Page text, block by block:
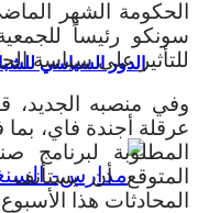
الدور السياسي
الحكومة الشهر
سونكو رئيساً
للتأثير على سياسة
وفي منصبه الجديد،
عرقلة أجندة فاي،
المطلوبة لبرنامج
المتوقع أن
المحادثات هذا